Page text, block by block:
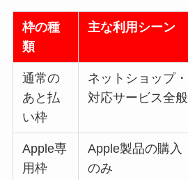
枠の種
類
主な利用シーン
通常の
あと払
い枠
ネットショップ・
対応サービス全般
Apple専
用枠
Apple製品の購入
のみ